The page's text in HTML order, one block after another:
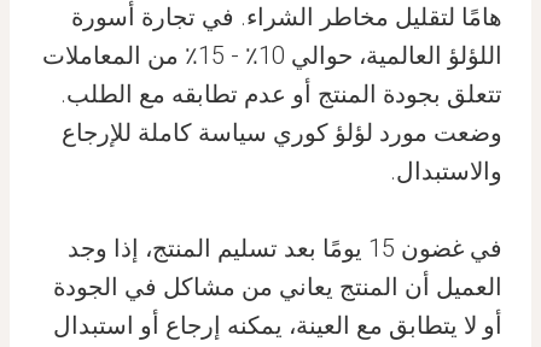
هامًا لتقليل مخاطر الشراء. في تجارة أسورة
اللؤلؤ العالمية، حوالي 10٪ - 15٪ من المعاملات
تتعلق بجودة المنتج أو عدم تطابقه مع الطلب.
وضعت مورد لؤلؤ كوري سياسة كاملة للإرجاع
والاستبدال.
في غضون 15 يومًا بعد تسليم المنتج، إذا وجد
العميل أن المنتج يعاني من مشاكل في الجودة
أو لا يتطابق مع العينة، يمكنه إرجاع أو استبدال